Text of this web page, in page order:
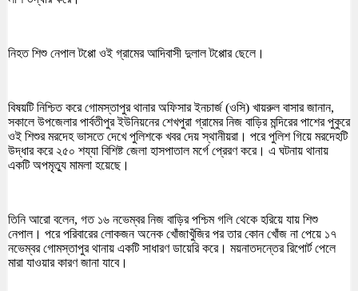
নিহত শিশু নেপাল টপ্পো ওই গ্রামের আদিবাসী দুলাল টপ্পোর ছেলে।
বিষয়টি নিশ্চিত করে গোমস্তাপুর থানার অফিসার ইনচার্জ (ওসি) খায়রুল বাসার জানান,
সকালে উপজেলার পার্বতীপুর ইউনিয়নের শেখপুরা গ্রামের নিজ বাড়ির মন্দিরের পাশের পুকুরে
ওই শিশুর মরদেহ ভাসতে দেখে পুলিশকে খবর দেয় স্থানীয়রা। পরে পুলিশ গিয়ে মরদেহটি
উদ্ধার করে ২৫০ শয্যা বিশিষ্ট জেলা হাসপাতাল মর্গে প্রেরণ করে। এ ঘটনায় থানায়
একটি অপমৃত্যু মামলা হয়েছে।
তিনি আরো বলেন, গত ১৬ নভেম্বর নিজ বাড়ির পশ্চিম গলি থেকে হরিয়ে যায় শিশু
নেপাল। পরে পরিবারের লোকজন অনেক খোঁজাখুঁজির পর তার কোন খোঁজ না পেয়ে ১৭
নভেম্বর গোমস্তাপুর থানায় একটি সাধারণ ডায়েরি করে। ময়নাতদন্তের রিপোর্ট পেলে
মারা যাওয়ার কারণ জানা যাবে।